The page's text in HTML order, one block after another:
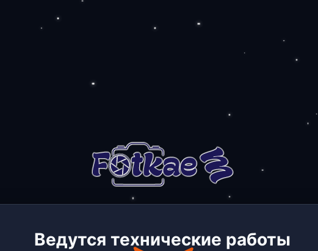
Ведутся технические работы